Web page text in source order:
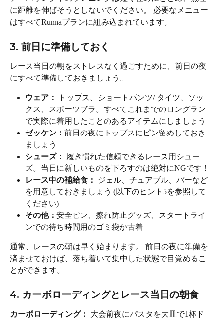
に距離を伸ばそうとしないでください。 必要なメニュー
はすべてRunnaプランに組み込まれています。
3. 前日に準備しておく
レース当日の朝をストレスなく過ごすために、前日の夜
にすべて準備しておきましょう。
ウェア：
トップス、ショートパンツ/ タイツ、ソッ
クス、スポーツブラ。すべてこれまでのロングラン
で実際に着用したことのあるアイテムにしましょう
ゼッケン： 前日の夜にトップスにピン留めしておき
ましょう
シューズ：
履き慣れた信頼できるレース用シュー
ズ。当日に新しいものを下ろすのは絶対にNGです！
レース中の補給食：
ジェル、チュアブル、バーなど
を用意しておきましょう (以下のヒント5を参照して
ください)
その他： 安全ピン、擦れ防止グッズ、スタートライ
ンでの待ち時間用のゴミ袋か古着
通常、レースの朝は早く始まります。 前日の夜に準備を
済ませておけば、落ち着いて集中した状態で目覚めるこ
とができます。
4. カーボローディングとレース当日の朝食
カーボローディング： 大会前夜にパスタを大皿で1杯ド